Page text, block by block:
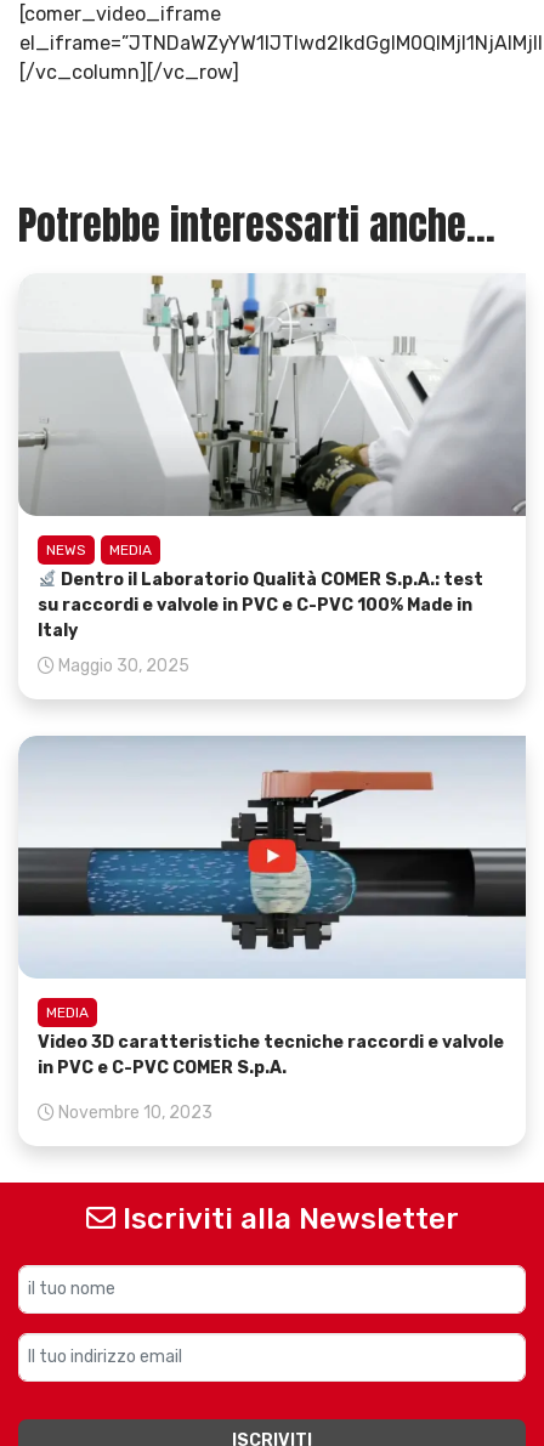
[comer_video_iframe
[/vc_column][/vc_row]
Potrebbe interessarti anche...
NEWS MEDIA
Dentro il Laboratorio Qualità COMER S.p.A.: test
su raccordi e valvole in PVC e C-PVC 100% Made in
Italy
Maggio 30, 2025
MEDIA
Video 3D caratteristiche tecniche raccordi e valvole
in PVC e C-PVC COMER S.p.A.
Novembre 10, 2023
Iscriviti alla Newsletter